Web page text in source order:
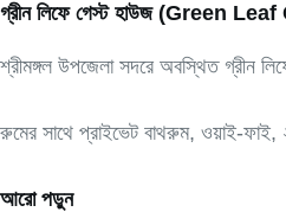
গ্রীন লিফে গেস্ট হাউজ (Green
শ্রীমঙ্গল উপজেলা সদরে অবস্থিত গ্রীন
রুমের সাথে প্রাইভেট বাথরুম, ওয়াই-
আরো পড়ুন